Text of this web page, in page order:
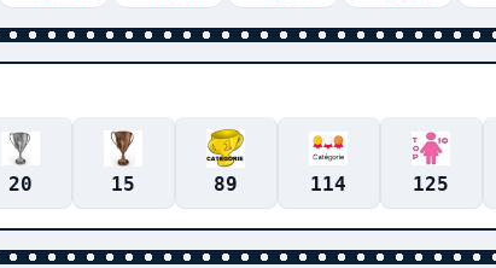
20 15 89 114 125